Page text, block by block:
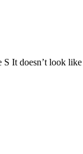
It doesn’t look